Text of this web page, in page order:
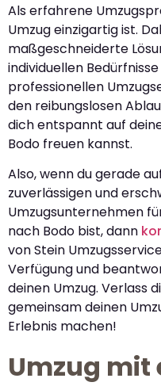
Als erfahrene
Umzug einzigartig ist.
maßgeschneiderte
individuellen
professionellen
den reibungslosen
dich entspannt auf
Bodo freuen kannst.
Also, wenn du gerade
zuverlässigen und
Umzugsunternehmen
nach Bodo bist, dann
von Stein
Verfügung und
deinen Umzug. Verlass
gemeinsam deinen
Erlebnis machen!
Umzug mit